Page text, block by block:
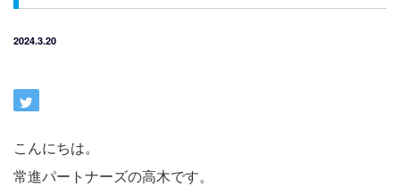
2024.3.20
こんにちは。
常進パートナーズの高木です。